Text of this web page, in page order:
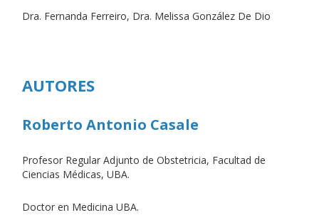
Dra. Fernanda Ferreiro, Dra. Melissa González De Dio
AUTORES
Roberto Antonio Casale
Profesor Regular Adjunto de Obstetricia, Facultad de
Ciencias Médicas, UBA.
Doctor en Medicina UBA.